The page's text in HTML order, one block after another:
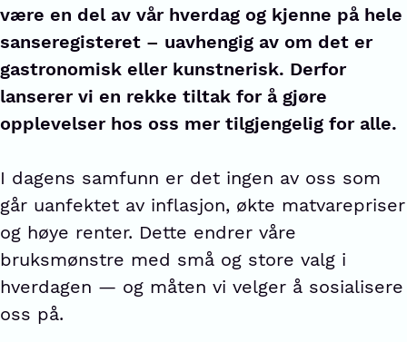
være en del av vår hverdag og kjenne på hele
sanseregisteret – uavhengig av om det er
gastronomisk eller kunstnerisk. Derfor
lanserer vi en rekke tiltak for å gjøre
opplevelser hos oss mer tilgjengelig for alle.
I dagens samfunn er det ingen av oss som
går uanfektet av inflasjon, økte matvarepriser
og høye renter. Dette endrer våre
bruksmønstre med små og store valg i
hverdagen — og måten vi velger å sosialisere
oss på.